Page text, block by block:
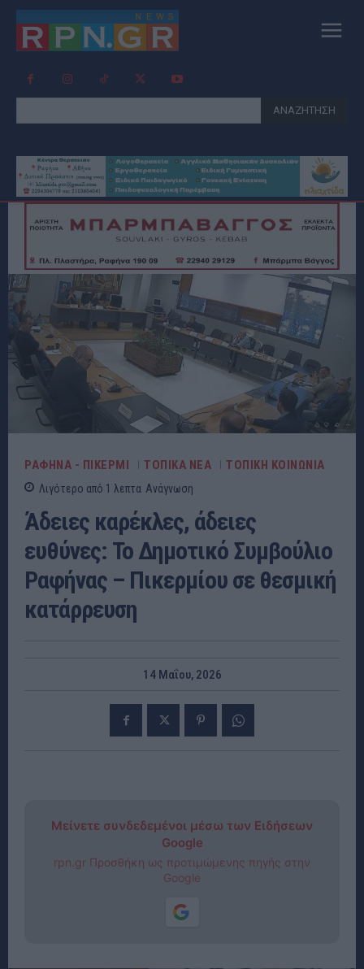
ΑΝΑΖΗΤΗΣΗ
ΡΑΦΗΝΑ - ΠΙΚΕΡΜΙ ΤΟΠΙΚΑ ΝΕΑ ΤΟΠΙΚΗ ΚΟΙΝΩΝΙΑ
Λιγότερο από 1 λεπτα Ανάγνωση
Άδειες καρέκλες, άδειες
ευθύνες: Το Δημοτικό Συμβούλιο
Ραφήνας – Πικερμίου σε θεσμική
κατάρρευση
14 Μαΐου, 2026
Μείνετε συνδεδεμένοι μέσω των Ειδήσεων
Google
rpn.gr Προσθήκη ως προτιμώμενης πηγής στην
Google